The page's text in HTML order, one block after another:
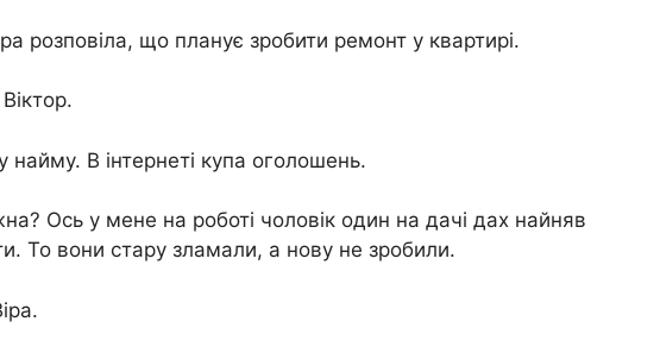
розповіла, що планує зробити ремонт у квартирі.
найму. В інтернеті купа оголошень.
Ось у мене на роботі чоловік один на дачі дах найняв
То вони стару зламали, а нову не зробили.